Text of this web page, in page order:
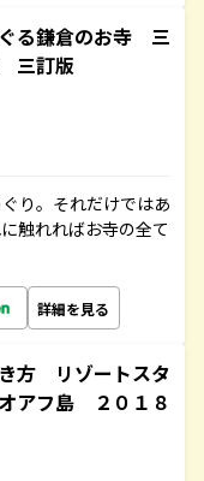
る鎌倉のお寺 三
三訂版
り。それだけではあ
触れればお寺の全て
詳細を見る
方 リゾートスタ
アフ島 ２０１８